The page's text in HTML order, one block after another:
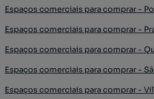
Espaços comerciais para comprar -
Espaços comerciais para comprar -
Espaços comerciais para comprar -
Espaços comerciais para comprar -
Espaços comerciais para comprar -